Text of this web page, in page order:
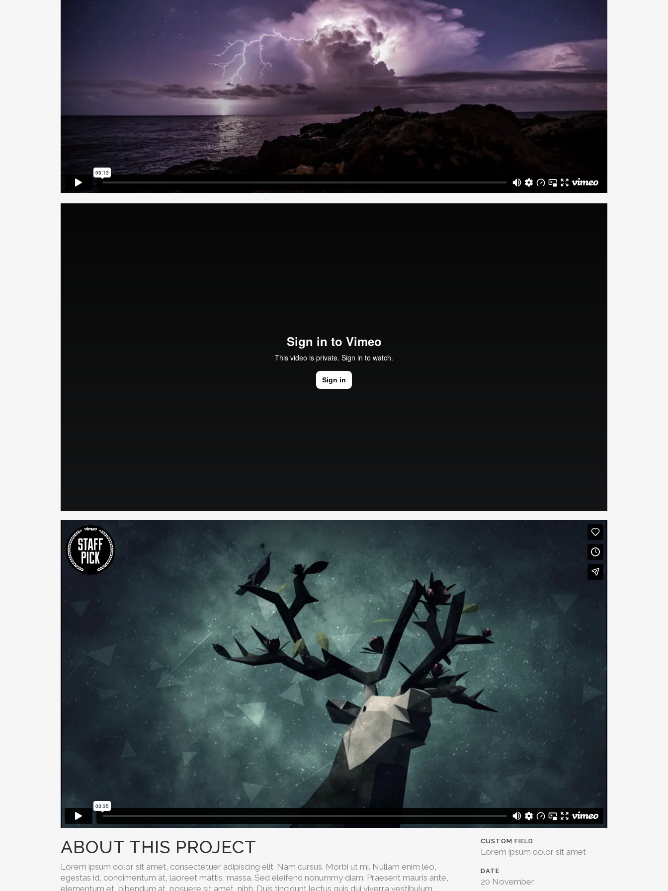
ABOUT THIS PROJECT
Lorem ipsum dolor sit amet, consectetuer adipiscing elit. Nam cursus. Morbi ut mi. Nullam enim leo,
egestas id, condimentum at, laoreet mattis, massa. Sed eleifend nonummy diam. Praesent mauris ante,
elementum et, bibendum at, posuere sit amet, nibh. Duis tincidunt lectus quis dui viverra vestibulum.
CUSTOM FIELD
Lorem ipsum dolor sit amet
DATE
20 November